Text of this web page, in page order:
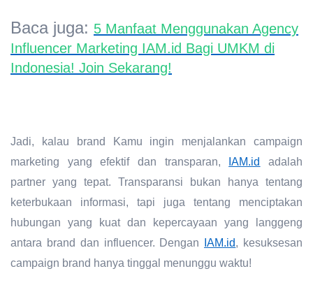
Baca juga: 5 Manfaat Menggunakan Agency
Influencer Marketing IAM.id Bagi UMKM di
Indonesia! Join Sekarang!
Jadi, kalau brand Kamu ingin menjalankan campaign
marketing yang efektif dan transparan,
IAM.id
adalah
partner yang tepat. Transparansi bukan hanya tentang
keterbukaan informasi, tapi juga tentang menciptakan
hubungan yang kuat dan kepercayaan yang langgeng
antara brand dan influencer. Dengan
IAM.id, kesuksesan
campaign brand hanya tinggal menunggu waktu!